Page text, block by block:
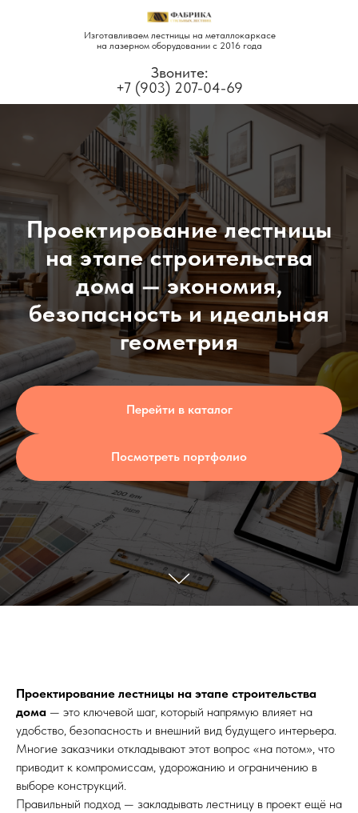
+7 (903) 207-04-69
Звоните:
Изготавливаем лестницы на металлокаркасе
на лазерном оборудовании с 2016 года
Проектирование лестницы
на этапе строительства
дома — экономия,
безопасность и идеальная
геометрия
Перейти в каталог
Посмотреть портфолио
Проектирование лестницы на этапе строительства
дома — это ключевой шаг, который напрямую влияет на
удобство, безопасность и внешний вид будущего интерьера.
Многие заказчики откладывают этот вопрос «на потом», что
приводит к компромиссам, удорожанию и ограничению в
выборе конструкций.
Правильный подход — закладывать лестницу в проект ещё на